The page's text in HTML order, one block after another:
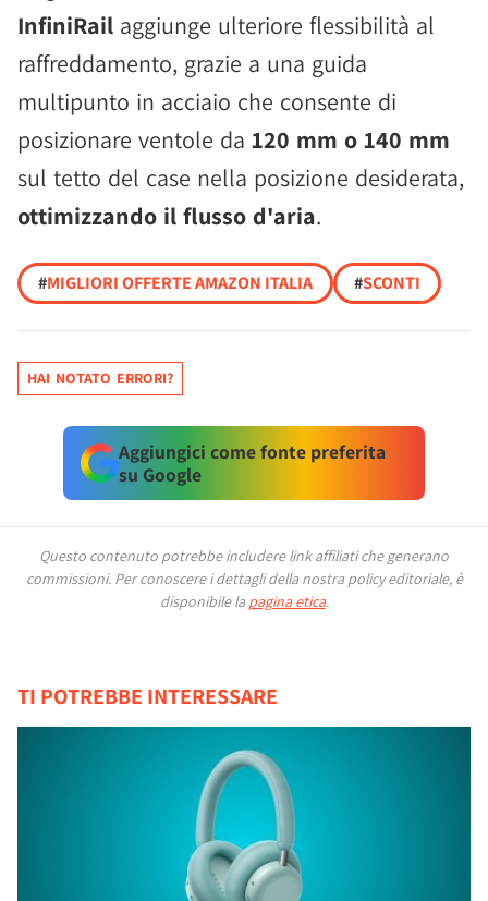
InfiniRail aggiunge ulteriore flessibilità al
raffreddamento, grazie a una guida
multipunto in acciaio che consente di
posizionare ventole da 120 mm o 140 mm
sul tetto del case nella posizione desiderata,
ottimizzando il flusso d'aria.
#MIGLIORI OFFERTE AMAZON ITALIA #SCONTI
HAI NOTATO ERRORI?
Aggiungici come fonte preferita
su Google
Questo contenuto potrebbe includere link affiliati che generano
commissioni. Per conoscere i dettagli della nostra policy editoriale, è
disponibile la pagina etica.
TI POTREBBE INTERESSARE